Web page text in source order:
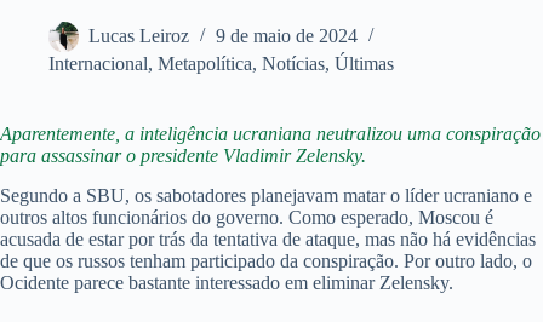
Lucas Leiroz
9 de maio de 2024
Internacional, Metapolítica, Notícias, Últimas
Aparentemente, a inteligência ucraniana neutralizou uma conspiração
para assassinar o presidente Vladimir Zelensky.
Segundo a SBU, os sabotadores planejavam matar o líder ucraniano e
outros altos funcionários do governo. Como esperado, Moscou é
acusada de estar por trás da tentativa de ataque, mas não há evidências
de que os russos tenham participado da conspiração. Por outro lado, o
Ocidente parece bastante interessado em eliminar Zelensky.